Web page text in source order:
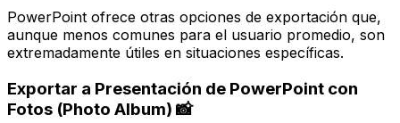
PowerPoint ofrece otras opciones de exportación que,
aunque menos comunes para el usuario promedio, son
extremadamente útiles en situaciones específicas.
Exportar a Presentación de PowerPoint con
Fotos (Photo Album) 📸